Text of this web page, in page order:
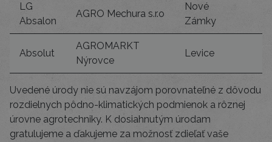
LG
Absalon
AGRO Mechura s.r.o
Nové
Zámky
Absolut
AGROMARKT
Nýrovce
Levice
Uvedené úrody nie sú navzájom porovnateľné z dôvodu
rozdielnych pôdno-klimatických podmienok a rôznej
úrovne agrotechniky. K dosiahnutým úrodam
gratulujeme a ďakujeme za možnosť zdieľať vaše